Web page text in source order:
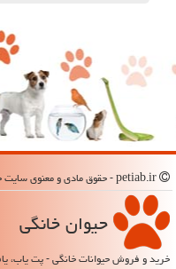
حیوان خانگی
خرید و فروش حیوانات خانگی - پت یاب،